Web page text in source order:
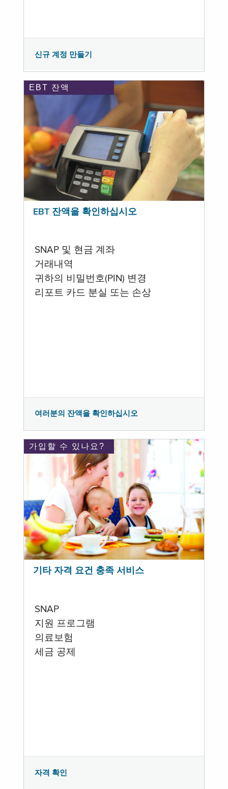
신규 계정 만들기
EBT 잔액
EBT 잔액을 확인하십시오
SNAP 및 현금 계좌
거래내역
귀하의 비밀번호(PIN) 변경
리포트 카드 분실 또는 손상
여러분의 잔액을 확인하십시오
가입할 수 있나요?
기타 자격 요건 충족 서비스
SNAP
지원 프로그램
의료보험
세금 공제
자격 확인